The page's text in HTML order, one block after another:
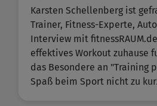
Karsten Schellenberg ist
Trainer, Fitness-Experte,
Interview mit
effektives Workout zuhause
das Besondere an "Training
Spaß beim Sport nicht zu